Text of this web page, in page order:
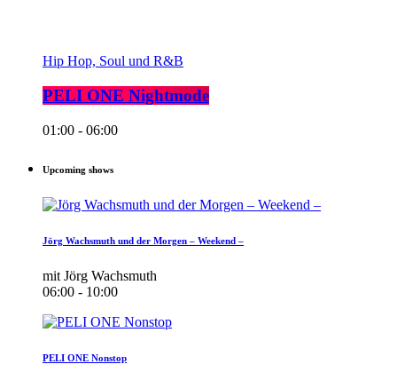
Hip Hop, Soul und R&B
PELI ONE Nightmode
01:00 - 06:00
Upcoming shows
Jörg Wachsmuth und der Morgen – Weekend –
mit Jörg Wachsmuth
06:00 - 10:00
PELI ONE Nonstop